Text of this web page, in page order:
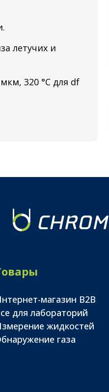
летучих и
320 °C для df
магазин B2B
для лабораторий
жидкостей
газа